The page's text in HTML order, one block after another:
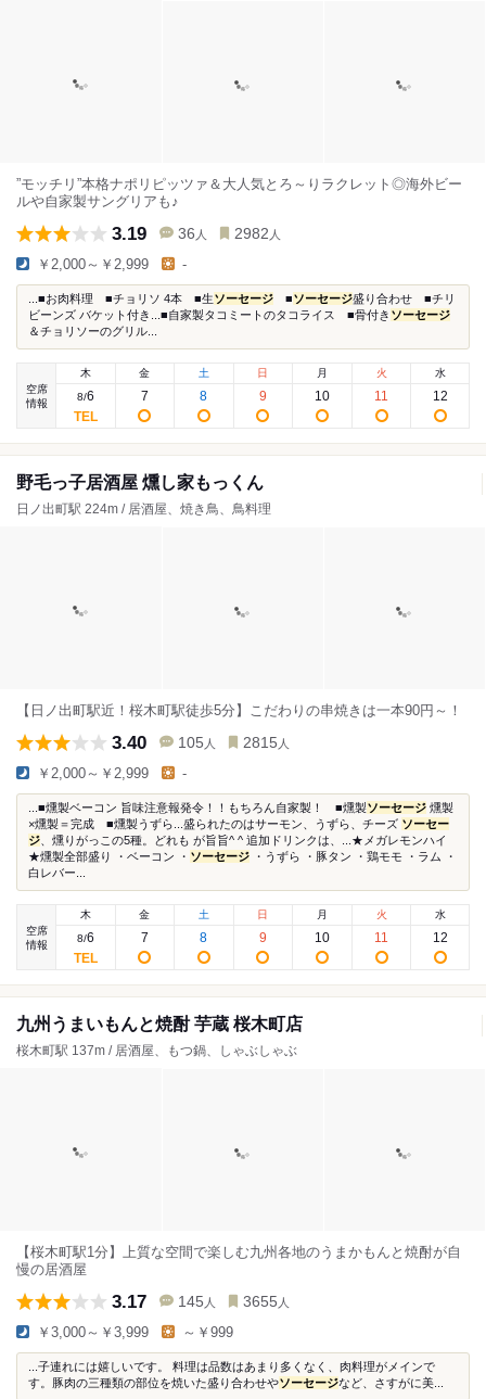
”モッチリ”本格ナポリピッツァ＆大人気とろ～りラクレット◎海外ビー
ルや自家製サングリアも♪
3.19 36 人 2982 人
￥2,000～￥2,999 -
...■お肉料理 ■チョリソ 4本 ■生ソーセージ ■ソーセージ盛り合わせ ■チリ
ビーンズ バケット付き...■自家製タコミートのタコライス ■骨付き ソーセージ
＆チョリソーのグリル...
空席
情報
木
8/6
金
7
土
8
日
9
月
10
火
11
水
12
野毛っ子居酒屋 燻し家もっくん
日ノ出町駅 224m / 居酒屋、焼き鳥、鳥料理
【日ノ出町駅近！桜木町駅徒歩5分】こだわりの串焼きは一本90円～！
3.40 105 人 2815 人
￥2,000～￥2,999 -
...■燻製ベーコン 旨味注意報発令！！もちろん自家製！ ■燻製ソーセージ 燻製
×燻製＝完成 ■燻製うずら...盛られたのはサーモン、うずら、チーズ ソーセー
ジ 、燻りがっこの5種。どれも が旨旨^ ^ 追加ドリンクは、...★メガレモンハイ
★燻製全部盛り ・ベーコン ・ ソーセージ ・うずら ・豚タン ・鶏モモ ・ラム ・
白レバー...
空席
情報
木
8/6
金
7
土
8
日
9
月
10
火
11
水
12
九州うまいもんと焼酎 芋蔵 桜木町店
桜木町駅 137m / 居酒屋、もつ鍋、しゃぶしゃぶ
【桜木町駅1分】上質な空間で楽しむ九州各地のうまかもんと焼酎が自
慢の居酒屋
3.17 145 人 3655 人
￥3,000～￥3,999 ～￥999
...子連れには嬉しいです。 料理は品数はあまり多くなく、肉料理がメインで
す。豚肉の三種類の部位を焼いた盛り合わせやソーセージなど、さすがに美...